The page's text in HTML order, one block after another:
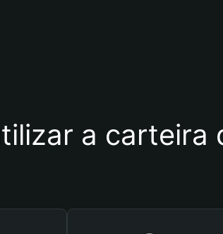
a carteira